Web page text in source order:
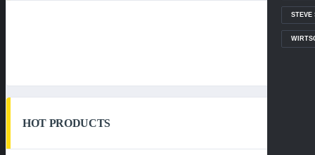
STEVE
HOT PRODUCTS